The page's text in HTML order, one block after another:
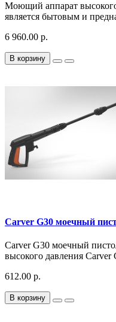
Моющий аппарат
является бытовым и
6 960.00 р.
В корзину
Carver G30 моечный
Carver G30 моечный
высокого давления
612.00 р.
В корзину